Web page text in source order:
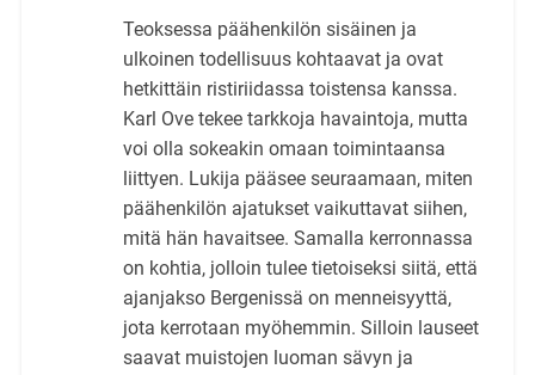
Teoksessa päähenkilön sisäinen ja
ulkoinen todellisuus kohtaavat ja ovat
hetkittäin ristiriidassa toistensa kanssa.
Karl Ove tekee tarkkoja havaintoja, mutta
voi olla sokeakin omaan toimintaansa
liittyen. Lukija pääsee seuraamaan, miten
päähenkilön ajatukset vaikuttavat siihen,
mitä hän havaitsee. Samalla kerronnassa
on kohtia, jolloin tulee tietoiseksi siitä, että
ajanjakso Bergenissä on menneisyyttä,
jota kerrotaan myöhemmin. Silloin lauseet
saavat muistojen luoman sävyn ja